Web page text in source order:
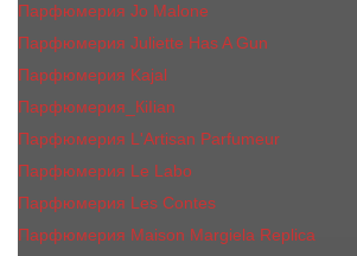
Парфюмерия Jо Malоnе
Парфюмерия Juliette Has A Gun
Парфюмерия Kajal
Парфюмерия_КiIiаn
Парфюмерия L'Artisan Parfumeur
Парфюмерия Le Labo
Парфюмерия Les Contes
Парфюмерия Maison Margiela Replica